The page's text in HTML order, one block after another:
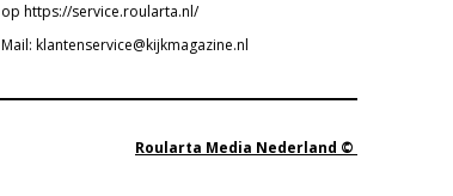
op https://service.roularta.nl/
Mail: klantenservice@kijkmagazine.nl
Roularta Media Nederland ©